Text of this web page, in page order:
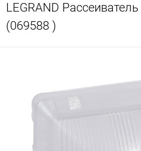
LEGRAND
(069588 )